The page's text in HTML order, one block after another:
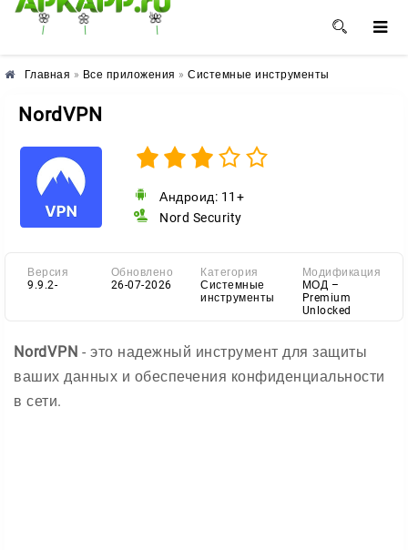
🌸 🌼 🌺
Главная » Все приложения » Системные инструменты
NordVPN
Андроид: 11+
Nord Security
Версия
9.9.2-
Обновлено
26-07-2026
Категория
Системные
инструменты
Модификация
МОД –
Premium
Unlocked
NordVPN - это надежный инструмент для защиты
ваших данных и обеспечения конфиденциальности
в сети.